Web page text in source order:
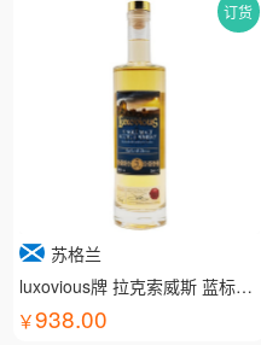
订货
苏格兰
luxovious牌 拉克索威斯 蓝标威士忌
938.00